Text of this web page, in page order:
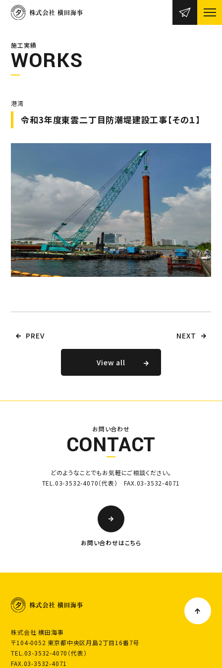
施工実績
WORKS
港湾
令和3年度東雲二丁目防潮堤建設工事【その１】
PREV
View all
NEXT
お問い合わせ
CONTACT
どのようなことでもお気軽にご相談ください。
TEL.03-3532-4070（代表） FAX.03-3532-4071
お問い合わせはこちら
株式会社 横田海事
〒104-0052 東京都中央区月島2丁目16番7号
TEL.03-3532-4070（代表）
FAX.03-3532-4071